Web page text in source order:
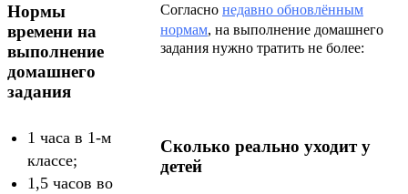
Нормы
времени на
выполнение
домашнего
задания
Согласно недавно обновлённым
нормам, на выполнение домашнего
задания нужно тратить не более:
1 часа в 1-м
классе;
1,5 часов во
Сколько реально уходит у
детей